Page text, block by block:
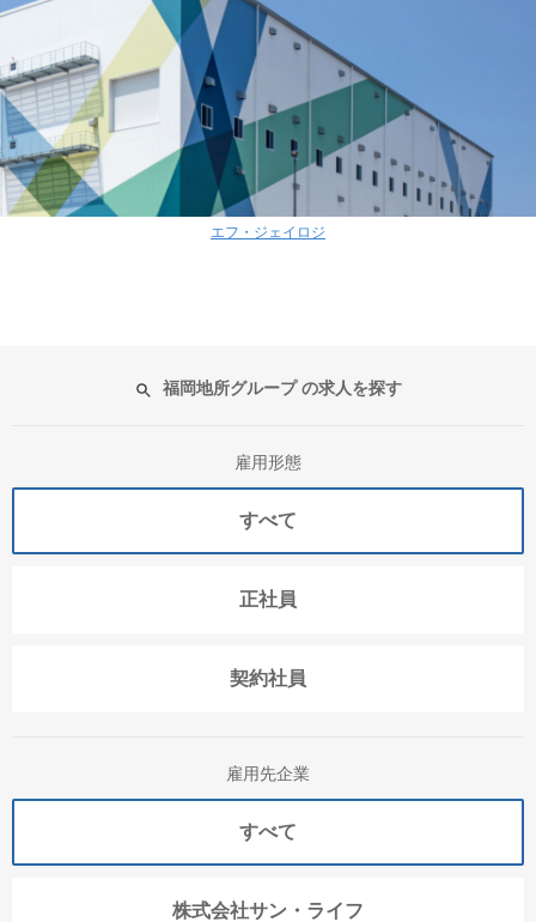
エフ・ジェイロジ
福岡地所グループ の求人を探す
雇用形態
すべて
正社員
契約社員
雇用先企業
すべて
株式会社サン・ライフ